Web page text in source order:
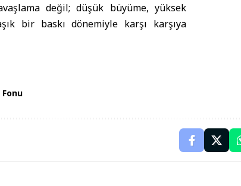
değil; düşük büyüme, yüksek
bir baskı dönemiyle karşı karşıya